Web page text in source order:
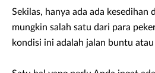
Sekilas, hanya ada ada kesedihan
mungkin salah satu dari para
kondisi ini adalah jalan buntu